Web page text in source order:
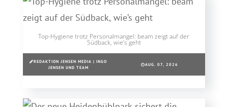
Top-Hygiene trotz Personalmangel: beam zeigt auf der
Südback, wie’s geht
REDAKTION JENSEN MEDIA | INGO
JENSEN UND TEAM
AUG. 07, 2026